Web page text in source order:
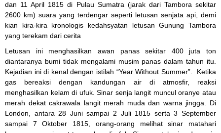
dan 11 April 1815 di Pulau Sumatra (jarak dari Tambora sekitar
2600 km) suara yang terdengar seperti letusan senjata api, demi
kian kira-kira kronologis kedahsyatan letusan Gunung Tambora
yang terekam dari cerita
Letusan ini menghasilkan awan panas sekitar 400 juta ton
diantaranya bumi tidak mengalami musim panas dalam tahun itu.
Kejadian ini di kenal dengan istilah “Year Without Summer”. Ketika
gas bereaksi dengan kandungan air di atmosfir, reaksi
menghasilkan kelam di ufuk. Sinar senja langit muncul oranye atau
merah dekat cakrawala langit merah muda dan warna jingga. Di
London, antara 28 Juni sampai 2 Juli 1815 serta 3 September
sampai 7 Oktober 1815, orang-orang melihat sinar matahari